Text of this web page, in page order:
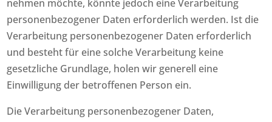
nehmen möchte, könnte jedoch eine Verarbeitung
personenbezogener Daten erforderlich werden. Ist die
Verarbeitung personenbezogener Daten erforderlich
und besteht für eine solche Verarbeitung keine
gesetzliche Grundlage, holen wir generell eine
Einwilligung der betroffenen Person ein.
Die Verarbeitung personenbezogener Daten,